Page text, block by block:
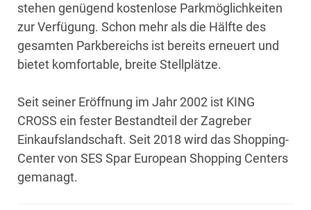
stehen genügend kostenlose Parkmöglichkeiten
zur Verfügung. Schon mehr als die Hälfte des
gesamten Parkbereichs ist bereits erneuert und
bietet komfortable, breite Stellplätze.
Seit seiner Eröffnung im Jahr 2002 ist KING
CROSS ein fester Bestandteil der Zagreber
Einkaufslandschaft. Seit 2018 wird das Shopping-
Center von SES Spar European Shopping Centers
gemanagt.